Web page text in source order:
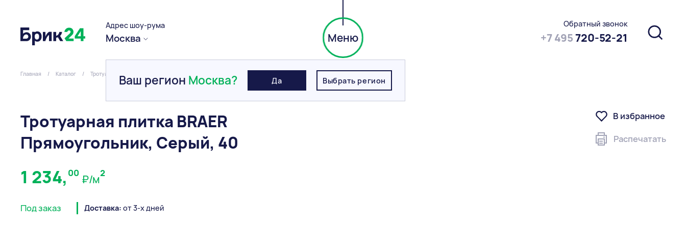
Меню
Адрес шоу-рума
Москва
Ваш регион Москва? Да Выбрать регион
Обратный звонок
+7 495720-52-21
Главная / Каталог / Тротуарная плитка и брусчатка
Тротуарная плитка BRAER
Прямоугольник, Серый, 40
1 234, 00 ₽/м2
Под заказ Доставка: от 3-х дней
В избранное
Распечатать